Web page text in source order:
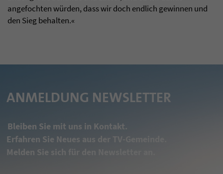
angefochten würden, dass wir doch endlich gewinnen und
den Sieg behalten.«
ANMELDUNG NEWSLETTER
Bleiben Sie mit uns in Kontakt.
Erfahren Sie Neues aus der TV-Gemeinde.
Melden Sie sich für den Newsletter an.